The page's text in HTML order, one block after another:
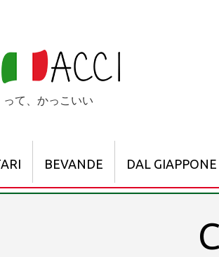
て、かっこいい
BEVANDE DAL GIAPPONE